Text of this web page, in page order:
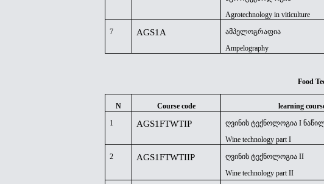
Agrotechnology in viticulture
7 AGS1A
ამპელოგრაფია
Ampelography
Food
N Course code learning
1
AGS1FTWTIP
ღვინის ტექნოლოგია I
Wine technology part I
2 AGS1FTWTIIP
ღვინის ტექნოლოგია II
Wine technology part II